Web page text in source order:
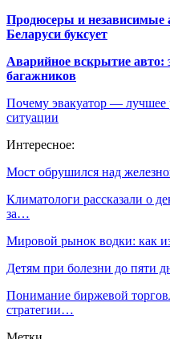
Продюсеры и независимые
Беларуси буксует
Аварийное вскрытие авто:
багажников
Почему эвакуатор — лучшее
ситуации
Интересное:
Мост обрушился над
Климатологи рассказали о
за…
Мировой рынок водки: как
Детям при болезни до пяти
Понимание биржевой
стратегии…